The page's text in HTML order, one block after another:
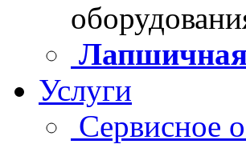
Лапшичная
Услуги
Сервисное